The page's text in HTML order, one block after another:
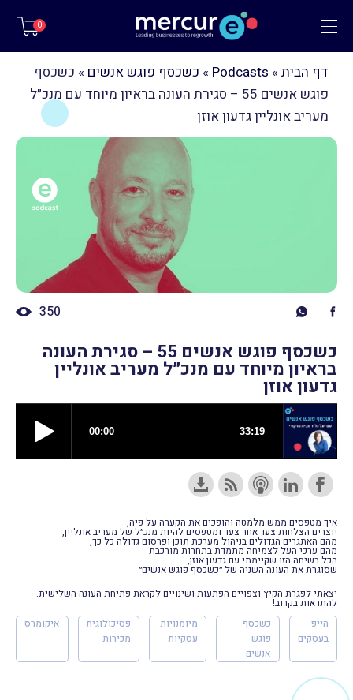
תפריט 0
דף הבית »
Podcasts
» כשכסף פוגש אנשים » כשכסף
פוגש אנשים 55 – סגירת העונה בראיון מיוחד עם מנכ״ל
מעריב אונליין גדעון אוזן
350
כשכסף פוגש אנשים 55 – סגירת העונה
בראיון מיוחד עם מנכ״ל מעריב אונליין
גדעון אוזן
איך מטפסים ממש מלמטה והופכים את הקערה על פיה,
יוצרים הצלחות צעד אחר צעד ומטפסים להיות מנכ״ל של מעריב אונליין,
מהם האתגרים הגדולים בניהול מערכת תוכן ופרסום גדולה כל כך,
מהם ערכי העל לצמיחה מתמדת בתחרות מורכבת
הכל בשיחה הזו שקיימתי עם גדעון אוזן,
שסוגרת את העונה השניה של ״כשכסף פוגש אנשים״
יצאתי לפגרת הקיץ וצפויים הפתעות ושינויים לקראת פתיחת העונה השלישית.
להתראות בקרוב!
הייפ
בעסקים
כשכסף
פוגש
אנשים
מיומנויות
עסקיות
פסיכולוגית
מכירות
איקומרס